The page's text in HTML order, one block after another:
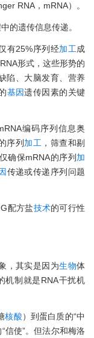
RNA，mRNA）。
的遗传信息传递。
有25%序列经加工成
形式，这些形势的
陷、大脑发育、营养
基因遗传因素的关键
编码序列信息奥
序列 加工 ，筛查和剔
确保mRNA的序列 加
传递或传递序列问题
配方盐技术的可行性
，其实是因为生物体
机制就是RNA干扰机
核酸）到蛋白质的“中
“信使”。但法尔和梅洛